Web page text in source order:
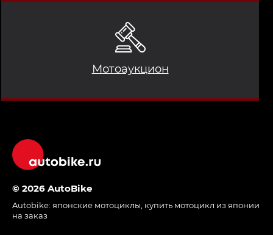
Мотоаукцион
© 2026 AutoBike
Autobike: японские мотоциклы купить мотоцикл из японии
на заказ